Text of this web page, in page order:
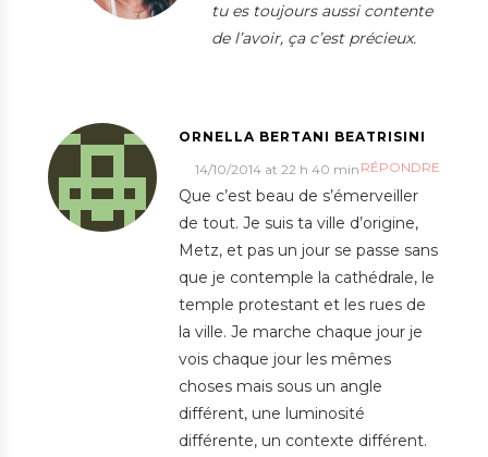
tu es toujours aussi contente
de l’avoir, ça c’est précieux.
ORNELLA BERTANI BEATRISINI
14/10/2014 at 22 h 40 min RÉPONDRE
Que c’est beau de s’émerveiller
de tout. Je suis ta ville d’origine,
Metz, et pas un jour se passe sans
que je contemple la cathédrale, le
temple protestant et les rues de
la ville. Je marche chaque jour je
vois chaque jour les mêmes
choses mais sous un angle
différent, une luminosité
différente, un contexte différent.